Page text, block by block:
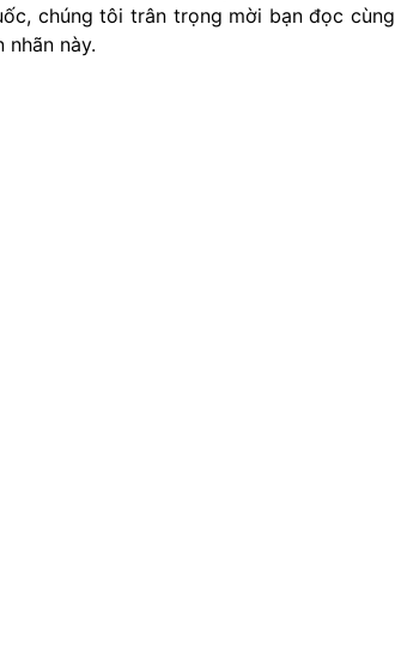
chúng tôi trân trọng mời bạn đọc cùng
này.